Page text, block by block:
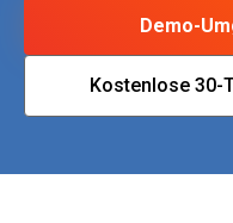
Demo-
Kostenlose 30-